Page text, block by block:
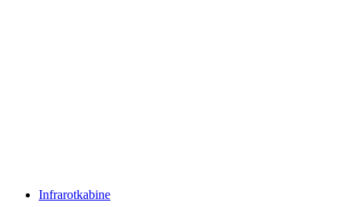
Infrarotkabine